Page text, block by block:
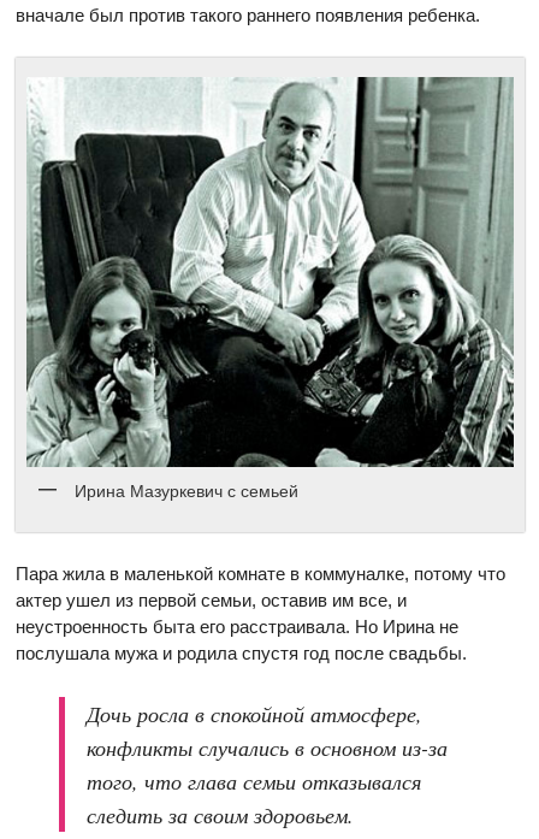
вначале был против такого раннего появления ребенка.
Ирина Мазуркевич с семьей
Пара жила в маленькой комнате в коммуналке, потому что
актер ушел из первой семьи, оставив им все, и
неустроенность быта его расстраивала. Но Ирина не
послушала мужа и родила спустя год после свадьбы.
Дочь росла в спокойной атмосфере,
конфликты случались в основном из-за
того, что глава семьи отказывался
следить за своим здоровьем.